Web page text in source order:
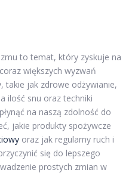
to temat, który zyskuje na
większych wyzwań
takie jak zdrowe odżywianie,
ilość snu oraz techniki
na naszą zdolność do
jakie produkty spożywcze
oraz jak regularny ruch i
się do lepszego
prostych zmian w